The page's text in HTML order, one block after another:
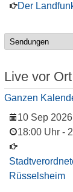
Der
Live vor Ort
Ganzen
10 Sep 2026
18:00 Uhr -
Rüsselsheim